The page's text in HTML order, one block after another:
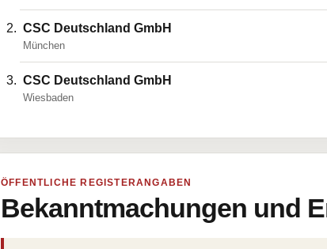
CSC Deutschland GmbH
München
CSC Deutschland GmbH
Wiesbaden
ÖFFENTLICHE REGISTERANGABEN
Bekanntmachungen und